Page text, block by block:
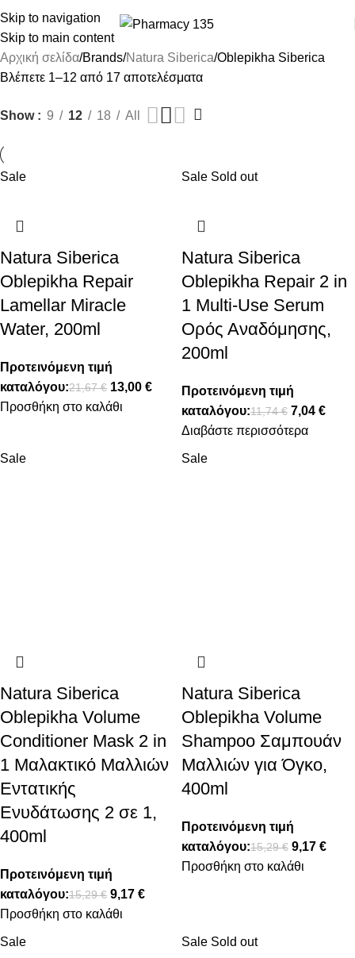
Skip to navigation
Skip to main content
ΔΩΡΕΑΝ ΜΕΤΑΦΟΡΙΚΑ ΑΝΩ ΤΩΝ 45€
Αρχική σελίδα Brands Natura Siberica Oblepikha Siberica
Βλέπετε 1–12 από 17 αποτελέσματα
Show 9 12 18 All
Sale
Natura Siberica
Oblepikha Repair
Lamellar Miracle
Water, 200ml
Προτεινόμενη τιμή
καταλόγου:21,67€ 13,00 €
Προσθήκη στο καλάθι
Sale Sold out
Natura Siberica
Oblepikha Repair 2 in
1 Multi-Use Serum
Ορός Αναδόμησης,
200ml
Προτεινόμενη τιμή
καταλόγου:11,74€ 7,04 €
Διαβάστε περισσότερα
Sale
Natura Siberica
Oblepikha Volume
Conditioner Mask 2 in
1 Μαλακτικό Μαλλιών
Εντατικής
Ενυδάτωσης 2 σε 1,
400ml
Προτεινόμενη τιμή
καταλόγου:15,29€ 9,17 €
Προσθήκη στο καλάθι
Sale
Natura Siberica
Oblepikha Volume
Shampoo Σαμπουάν
Μαλλιών για Όγκο,
400ml
Προτεινόμενη τιμή
καταλόγου:15,29€ 9,17 €
Προσθήκη στο καλάθι
Sale Sale Sold out